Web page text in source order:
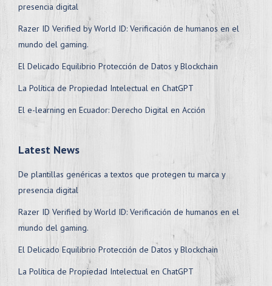
presencia digital
Razer ID Verified by World ID: Verificación de humanos en el
mundo del gaming.
El Delicado Equilibrio Protección de Datos y Blockchain
La Política de Propiedad Intelectual en ChatGPT
El e-learning en Ecuador: Derecho Digital en Acción
Latest News
De plantillas genéricas a textos que protegen tu marca y
presencia digital
Razer ID Verified by World ID: Verificación de humanos en el
mundo del gaming.
El Delicado Equilibrio Protección de Datos y Blockchain
La Política de Propiedad Intelectual en ChatGPT